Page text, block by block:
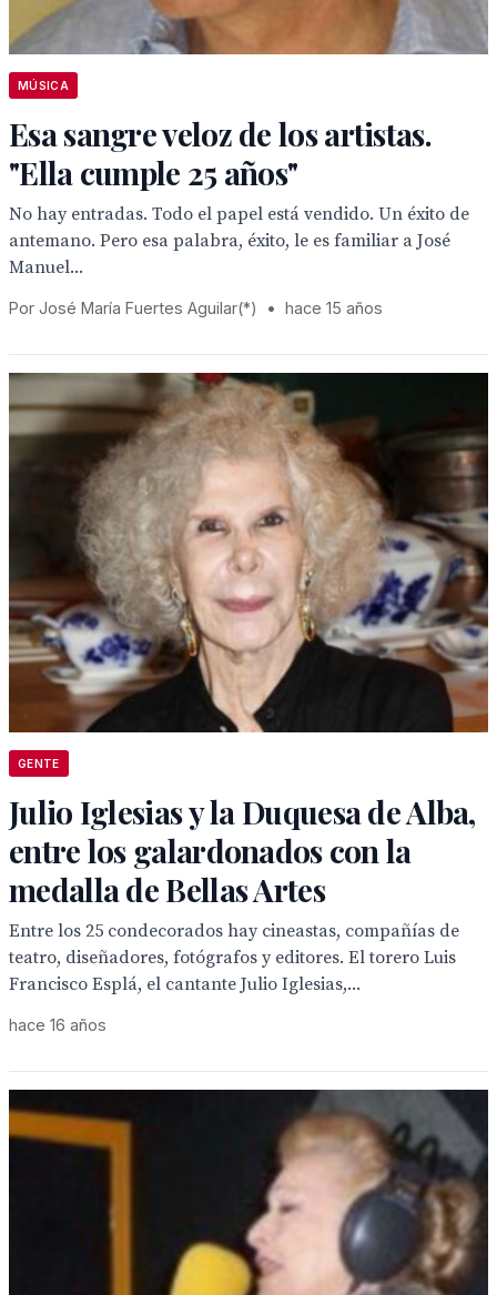
MÚSICA
Esa sangre veloz de los artistas.
"Ella cumple 25 años"
No hay entradas. Todo el papel está vendido. Un éxito de
antemano. Pero esa palabra, éxito, le es familiar a José
Manuel...
Por José María Fuertes Aguilar(*) • hace 15 años
GENTE
Julio Iglesias y la Duquesa de Alba,
entre los galardonados con la
medalla de Bellas Artes
Entre los 25 condecorados hay cineastas, compañías de
teatro, diseñadores, fotógrafos y editores. El torero Luis
Francisco Esplá, el cantante Julio Iglesias,...
hace 16 años